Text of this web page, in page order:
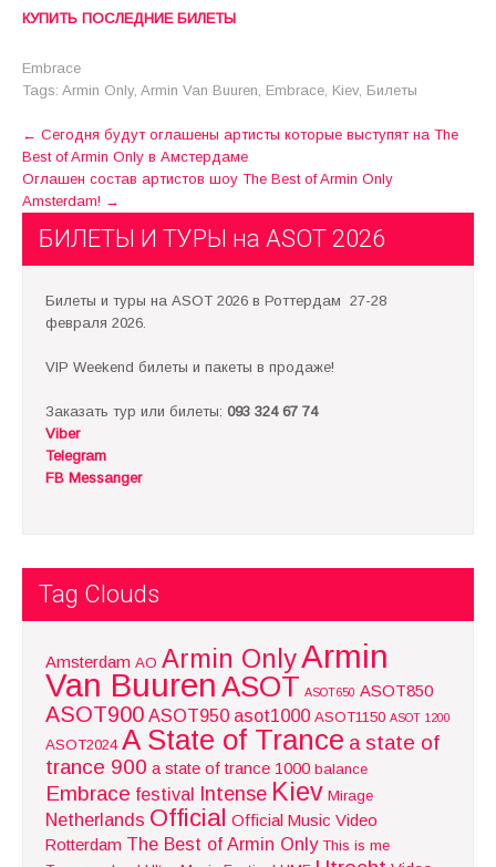
КУПИТЬ ПОСЛЕДНИЕ БИЛЕТЫ
Embrace
Tags: Armin Only, Armin Van Buuren, Embrace, Kiev, Билеты
Post
navigation
← Сегодня будут оглашены артисты которые выступят на The
Best of Armin Only в Амстердаме
Оглашен состав артистов шоу The Best of Armin Only
Amsterdam! →
БИЛЕТЫ И ТУРЫ на ASOT 2026
Билеты и туры на ASOT 2026 в Роттердам 27-28
февраля 2026.
VIP Weekend билеты и пакеты в продаже!
Заказать тур или билеты: 093 324 67 74
Viber
Telegram
FB Messanger
Tag Clouds
Amsterdam AO Armin OnlyArmin
Van Buuren ASOT ASOT650 ASOT850
ASOT900 ASOT950 asot1000 ASOT1150 ASOT 1200
ASOT2024 A State of Trance a state of
trance 900 a state of trance 1000 balance
Embrace festival Intense Kiev Mirage
Netherlands Official Official Music Video
Rotterdam The Best of Armin Only This is me